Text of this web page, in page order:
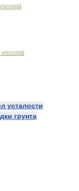
viscosità
усталости
грунта